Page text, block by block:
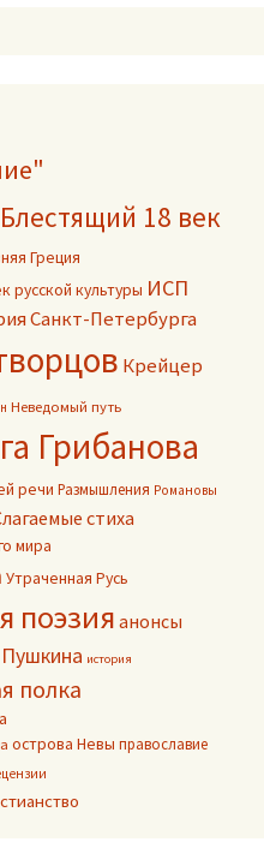
Блестящий 18 век
Греция
русской культуры ИСП
Санкт-Петербурга
Крейцер
Неведомый путь
Грибанова
речи Размышления Романовы
стиха
мира
Утраченная Русь
поэзияанонсы
Пушкина история
полка
острова Невы православие